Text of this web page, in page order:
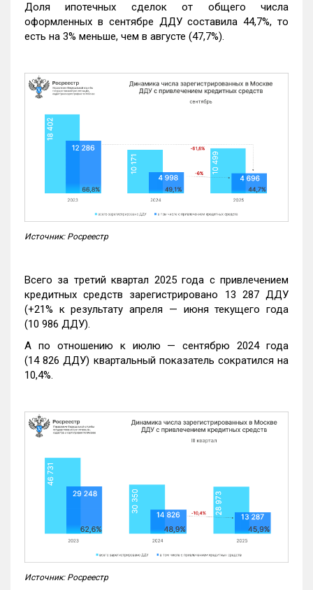
Доля ипотечных сделок от общего числа
оформленных в сентябре ДДУ составила 44,7%, то
есть на 3% меньше, чем в августе (47,7%).
Источник: Росреестр
Всего за третий квартал 2025 года с привлечением
кредитных средств зарегистрировано 13 287 ДДУ
(+21% к результату апреля — июня текущего года
(10 986 ДДУ).
А по отношению к июлю — сентябрю 2024 года
(14 826 ДДУ) квартальный показатель сократился на
10,4%.
Источник: Росреестр